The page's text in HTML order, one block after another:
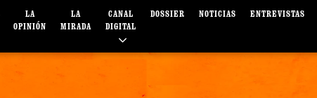
LA
OPINIÓN
LA
MIRADA
CANAL
DIGITAL
DOSSIER NOTICIAS ENTREVISTAS